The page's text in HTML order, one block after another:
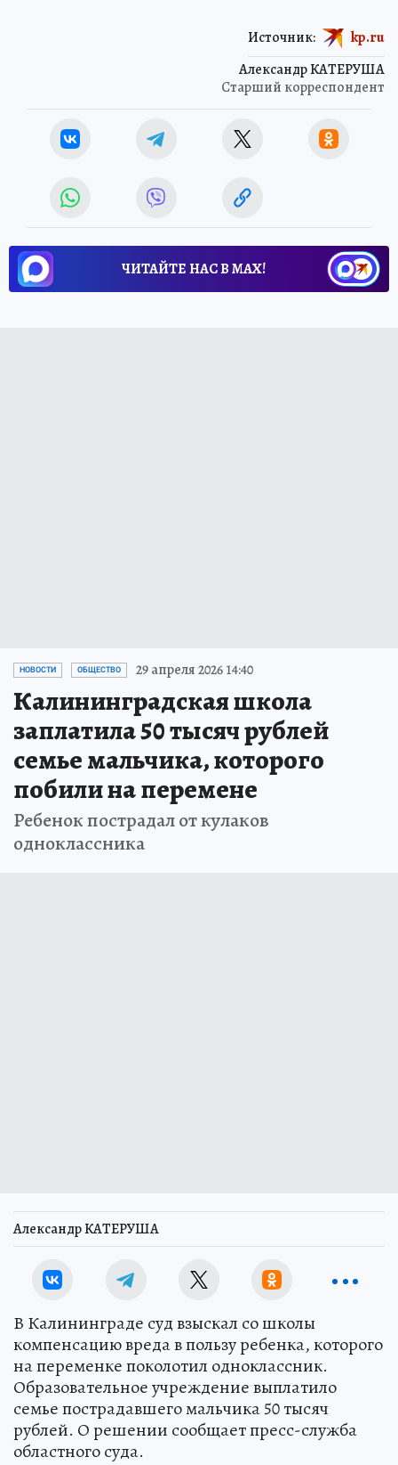
Александр КАТЕРУША
Старший корреспондент
Источник: kp.ru
ЧИТАЙТЕ НАС В МАХ!
НОВОСТИ ОБЩЕСТВО 29 апреля 2026 14:40
Калининградская школа
заплатила 50 тысяч рублей
семье мальчика, которого
побили на перемене
Ребенок пострадал от кулаков
одноклассника
Александр КАТЕРУША
В Калининграде суд взыскал со школы
компенсацию вреда в пользу ребенка, которого
на переменке поколотил одноклассник.
Образовательное учреждение выплатило
семье пострадавшего мальчика 50 тысяч
рублей. О решении сообщает пресс-служба
областного суда.